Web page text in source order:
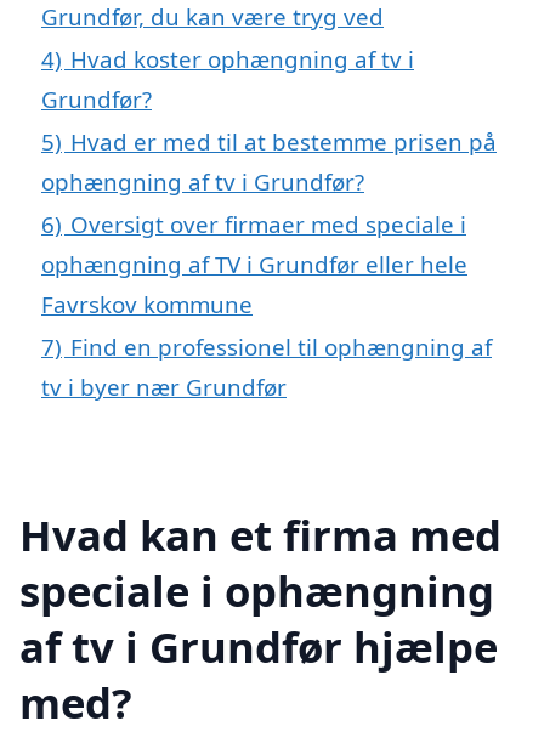
Grundfør, du kan være tryg ved
4) Hvad koster ophængning af tv i
Grundfør?
5) Hvad er med til at bestemme prisen på
ophængning af tv i Grundfør?
6) Oversigt over firmaer med speciale i
ophængning af TV i Grundfør eller hele
Favrskov kommune
7) Find en professionel til ophængning af
tv i byer nær Grundfør
Hvad kan et firma med
speciale i ophængning
af tv i Grundfør hjælpe
med?